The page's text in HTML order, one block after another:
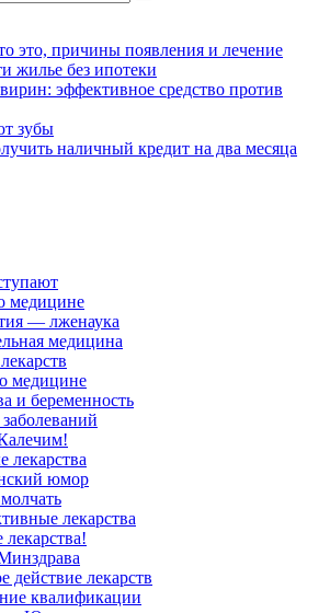
это, причины появления и лечение
жилье без ипотеки
эффективное средство против
зубы
наличный кредит на два месяца
медицине
— лженаука
медицина
медицине
и беременность
лекарства
юмор
лекарства
действие лекарств
квалификации